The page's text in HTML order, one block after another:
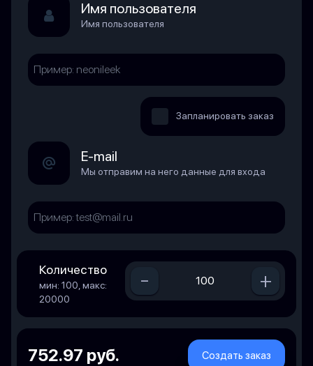
Имя пользователя
Имя пользователя
Запланировать заказ
E-mail
Мы отправим на него данные для входа
Количество
мин: 100, макс:
20000
- +
752.97 руб. Создать заказ